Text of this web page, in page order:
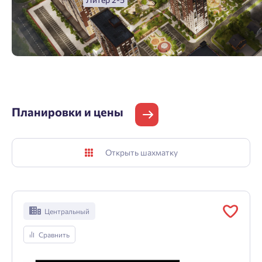
Планировки и цены
Открыть шахматку
Центральный
Сравнить